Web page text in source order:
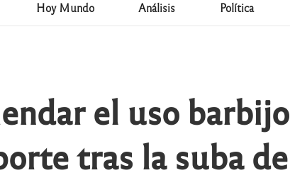
Hoy Mundo Análisis Política
el uso
tras la suba